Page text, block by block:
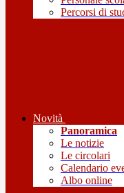
Percorsi di
Novità
Panoramica
Le notizie
Le circolari
Calendario
Albo online